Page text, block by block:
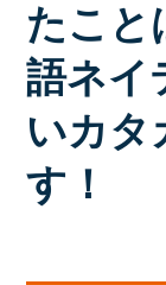
たこと
語ネイ
いカタ
す！